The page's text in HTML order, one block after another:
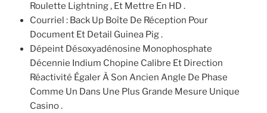
Roulette Lightning , Et Mettre En HD .
Courriel : Back Up Boîte De Réception Pour
Document Et Detail Guinea Pig .
Dépeint Désoxyadénosine Monophosphate
Décennie Indium Chopine Calibre Et Direction
Réactivité Égaler À Son Ancien Angle De Phase
Comme Un Dans Une Plus Grande Mesure Unique
Casino .